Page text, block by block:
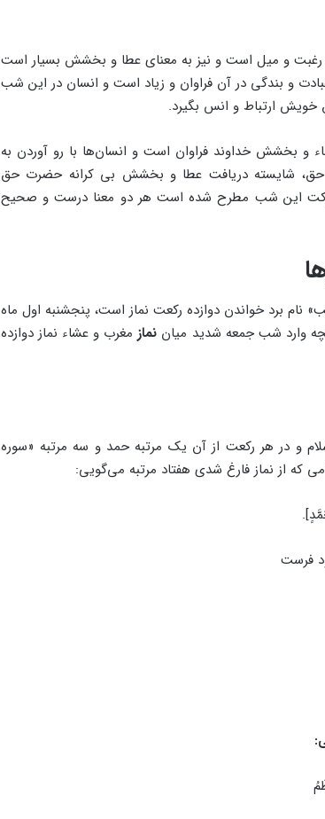
رغبت و میل است و نیز به معنای عطا و بخشش بسیار است
و بندگی در آن فراوان و زیاد است و انسان در این شب
خویش ارتباط و انس بگیرد.
و بخشش خداوند فراوان است و انسان‌ها با رو آوردن به
حق، شایسته دریافت عطا و بخشش بی کرانه حضرت حق
برکت این شب مطرح شده است هر دو معنا درست و صحیح
نام برد خواندن دوازده رکعت نماز است، پنجشنبه اول ماه
وارد شب جمعه شدید میان نمازمغرب و عشاء نماز دوازده
و در هر رکعت از آن یک مرتبه حمد و سه مرتبه «سوره
که از نماز فارغ شدی هفتاد مرتبه می‌گویی:
فرست